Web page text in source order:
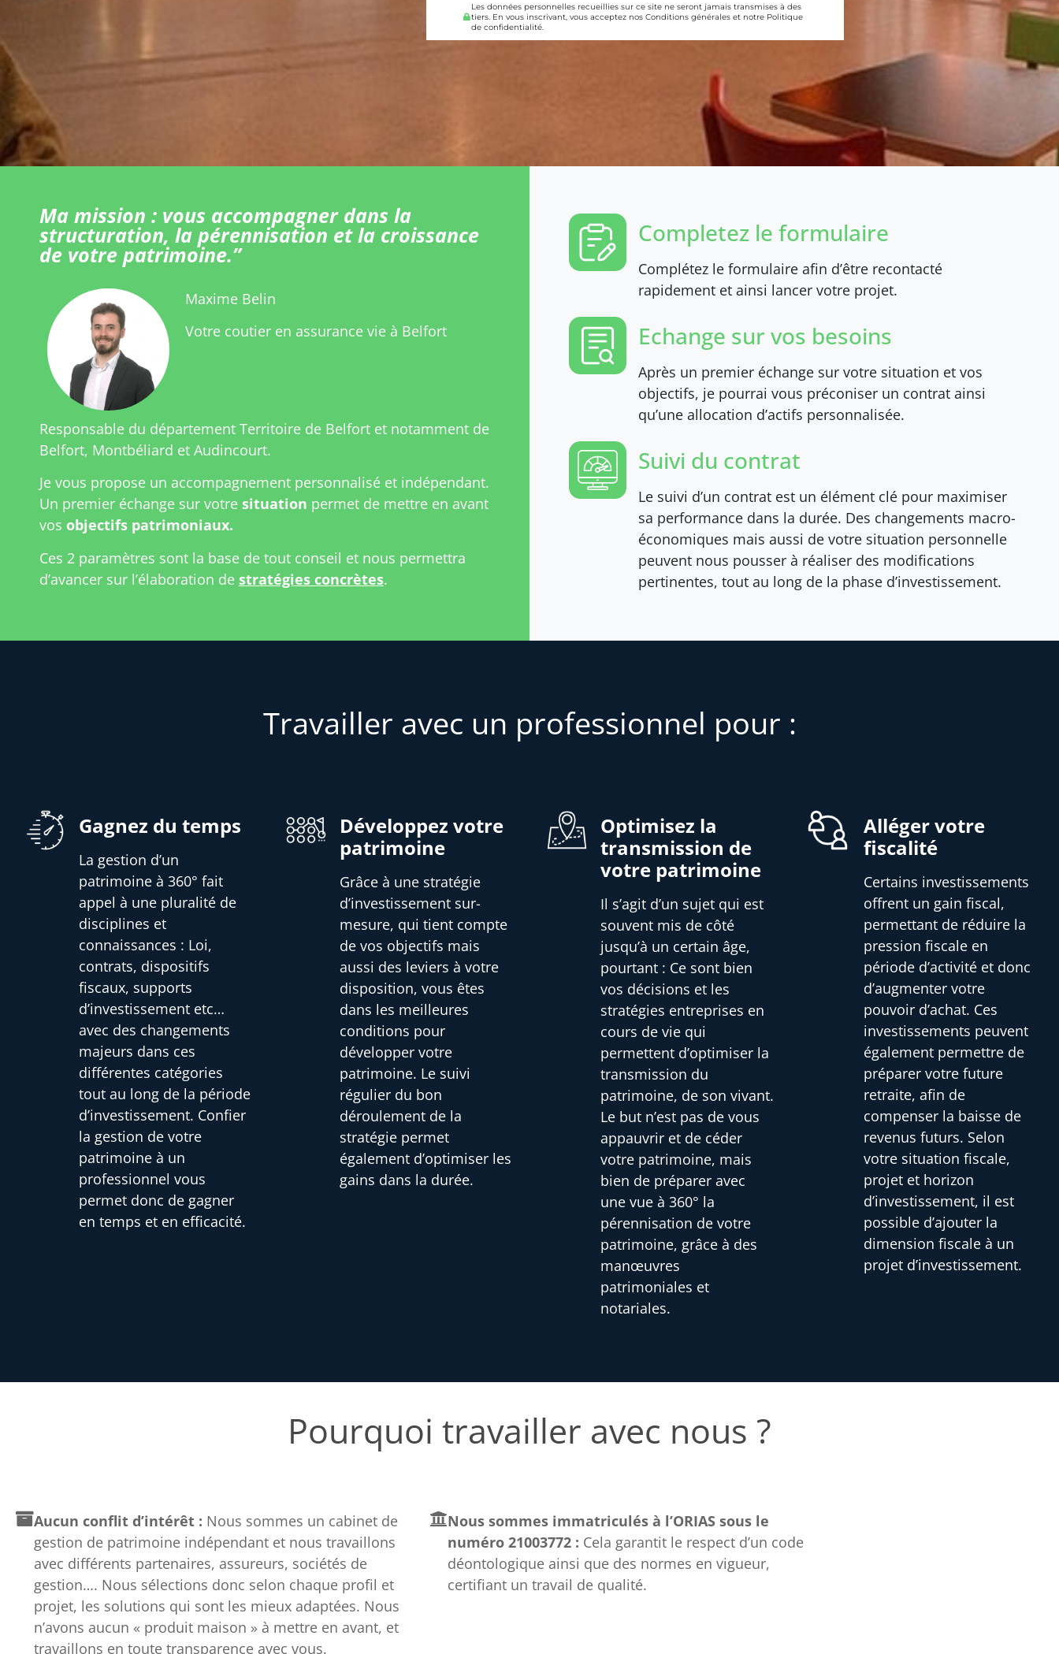
Les données personnelles recueillies sur ce site ne seront jamais transmises à des
tiers. En vous inscrivant, vous acceptez nos Conditions générales et notre Politique
de confidentialité.
Ma mission : vous accompagner dans la
structuration, la pérennisation et la croissance
de votre patrimoine.”
Maxime Belin
Votre coutier en assurance vie à Belfort
Responsable du département Territoire de Belfort et notamment de
Belfort, Montbéliard et Audincourt.
Je vous propose un accompagnement personnalisé et indépendant.
Un premier échange sur votre situation permet de mettre en avant
vos objectifs patrimoniaux.
Ces 2 paramètres sont la base de tout conseil et nous permettra
d’avancer sur l’élaboration de stratégies concrètes.
Completez le formulaire
Complétez le formulaire afin d’être recontacté
rapidement et ainsi lancer votre projet.
Echange sur vos besoins
Après un premier échange sur votre situation et vos
objectifs, je pourrai vous préconiser un contrat ainsi
qu’une allocation d’actifs personnalisée.
Suivi du contrat
Le suivi d’un contrat est un élément clé pour maximiser
sa performance dans la durée. Des changements macro-
économiques mais aussi de votre situation personnelle
peuvent nous pousser à réaliser des modifications
pertinentes, tout au long de la phase d’investissement.
Travailler avec un professionnel pour :
Gagnez du temps
La gestion d’un
patrimoine à 360° fait
appel à une pluralité de
disciplines et
connaissances : Loi,
contrats, dispositifs
fiscaux, supports
d’investissement etc…
avec des changements
majeurs dans ces
différentes catégories
tout au long de la période
d’investissement. Confier
la gestion de votre
patrimoine à un
professionnel vous
permet donc de gagner
en temps et en efficacité.
Développez votre
patrimoine
Grâce à une stratégie
d’investissement sur-
mesure, qui tient compte
de vos objectifs mais
aussi des leviers à votre
disposition, vous êtes
dans les meilleures
conditions pour
développer votre
patrimoine. Le suivi
régulier du bon
déroulement de la
stratégie permet
également d’optimiser les
gains dans la durée.
Optimisez la
transmission de
votre patrimoine
Il s’agit d’un sujet qui est
souvent mis de côté
jusqu’à un certain âge,
pourtant : Ce sont bien
vos décisions et les
stratégies entreprises en
cours de vie qui
permettent d’optimiser la
transmission du
patrimoine, de son vivant.
Le but n’est pas de vous
appauvrir et de céder
votre patrimoine, mais
bien de préparer avec
une vue à 360° la
pérennisation de votre
patrimoine, grâce à des
manœuvres
patrimoniales et
notariales.
Alléger votre
fiscalité
Certains investissements
offrent un gain fiscal,
permettant de réduire la
pression fiscale en
période d’activité et donc
d’augmenter votre
pouvoir d’achat. Ces
investissements peuvent
également permettre de
préparer votre future
retraite, afin de
compenser la baisse de
revenus futurs. Selon
votre situation fiscale,
projet et horizon
d’investissement, il est
possible d’ajouter la
dimension fiscale à un
projet d’investissement.
Pourquoi travailler avec nous ?
Aucun conflit d’intérêt : Nous sommes un cabinet de
gestion de patrimoine indépendant et nous travaillons
avec différents partenaires, assureurs, sociétés de
gestion…. Nous sélections donc selon chaque profil et
projet, les solutions qui sont les mieux adaptées. Nous
n’avons aucun « produit maison » à mettre en avant, et
travaillons en toute transparence avec vous.
Nous sommes immatriculés à l’ORIAS sous le
numéro 21003772 : Cela garantit le respect d’un code
déontologique ainsi que des normes en vigueur,
certifiant un travail de qualité.